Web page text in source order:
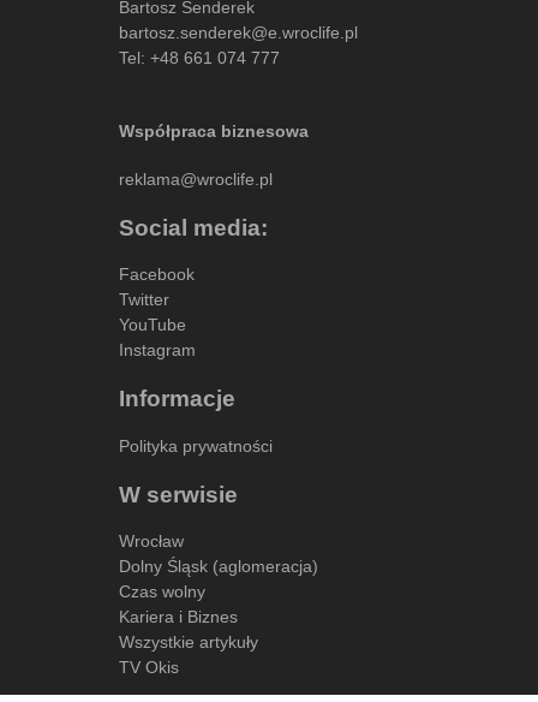
Bartosz Senderek
bartosz.senderek@e.wroclife.pl
Tel: +48 661 074 777
Współpraca biznesowa
reklama@wroclife.pl
Social media:
Facebook
Twitter
YouTube
Instagram
Informacje
Polityka prywatności
W serwisie
Wrocław
Dolny Śląsk (aglomeracja)
Czas wolny
Kariera i Biznes
Wszystkie artykuły
TV Okis